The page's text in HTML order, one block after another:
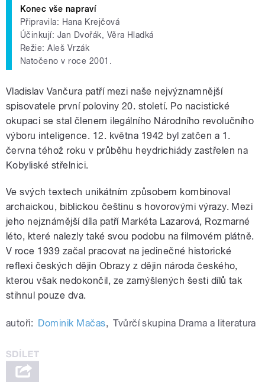
Konec vše napraví
Připravila: Hana Krejčová
Účinkují: Jan Dvořák, Věra Hladká
Režie: Aleš Vrzák
Natočeno v roce 2001.
Vladislav Vančura patří mezi naše nejvýznamnější
spisovatele první poloviny 20. století. Po nacistické
okupaci se stal členem ilegálního Národního revolučního
výboru inteligence. 12. května 1942 byl zatčen a 1.
června téhož roku v průběhu heydrichiády zastřelen na
Kobyliské střelnici.
Ve svých textech unikátním způsobem kombinoval
archaickou, biblickou češtinu s hovorovými výrazy. Mezi
jeho nejznámější díla patří Markéta Lazarová, Rozmarné
léto, které nalezly také svou podobu na filmovém plátně.
V roce 1939 začal pracovat na jedinečné historické
reflexi českých dějin Obrazy z dějin národa českého,
kterou však nedokončil, ze zamýšlených šesti dílů tak
stihnul pouze dva.
autoři: Dominik Mačas, Tvůrčí skupina Drama a literatura